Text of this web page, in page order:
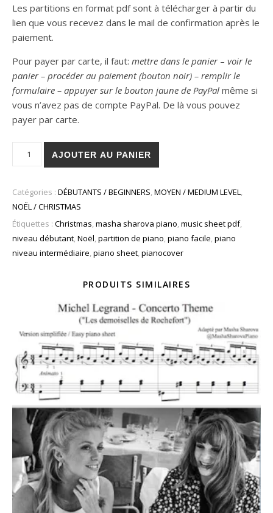
Les partitions en format pdf sont à télécharger à partir du
lien que vous recevez dans le mail de confirmation après le
paiement.
Pour payer par carte, il faut: mettre dans le panier– voir le
panier – procéder au paiement (bouton noir) – remplir le
formulaire – appuyer sur le bouton jaune de PayPal même si
vous n’avez pas de compte PayPal. De là vous pouvez
payer par carte.
quantité de Douce Nuit / Silent Night - partition de piano
AJOUTER AU PANIER
Catégories : DÉBUTANTS / BEGINNERS,MOYEN / MEDIUM LEVEL,
NOËL / CHRISTMAS
Étiquettes : Christmas,masha sharova piano,music sheet pdf,
niveau débutant,Noël,partition de piano,piano facile,piano
niveau intermédiaire,piano sheet,pianocover
PRODUITS SIMILAIRES